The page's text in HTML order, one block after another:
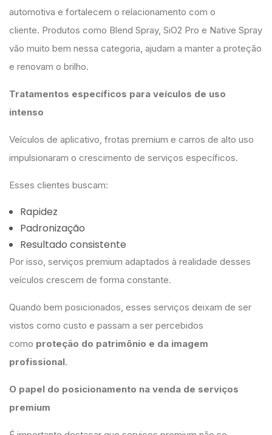
automotiva e fortalecem o relacionamento com o
cliente. Produtos como Blend Spray, SiO2 Pro e Native Spray
vão muito bem nessa categoria, ajudam a manter a proteção
e renovam o brilho.
Tratamentos específicos para veículos de uso
intenso
Veículos de aplicativo, frotas premium e carros de alto uso
impulsionaram o crescimento de serviços específicos.
Esses clientes buscam:
Rapidez
Padronização
Resultado consistente
Por isso, serviços premium adaptados à realidade desses
veículos crescem de forma constante.
Quando bem posicionados, esses serviços deixam de ser
vistos como custo e passam a ser percebidos
como proteção do patrimônio e da imagem
profissional.
O papel do posicionamento na venda de serviços
premium